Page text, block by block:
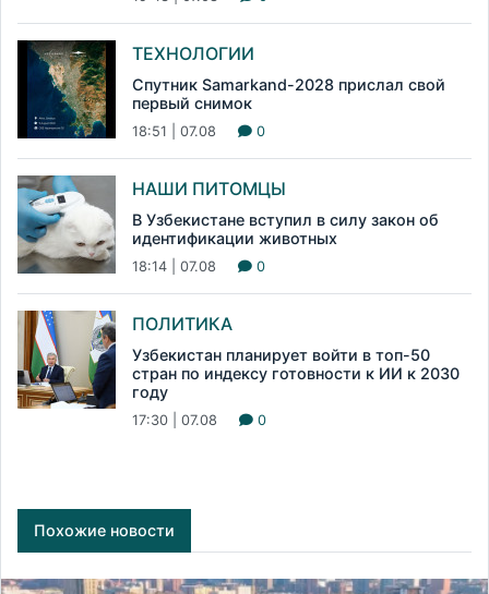
ТЕХНОЛОГИИ
Спутник Samarkand-2028 прислал свой
первый снимок
18:51 | 07.08 0
НАШИ ПИТОМЦЫ
В Узбекистане вступил в силу закон об
идентификации животных
18:14 | 07.08 0
ПОЛИТИКА
Узбекистан планирует войти в топ-50
стран по индексу готовности к ИИ к 2030
году
17:30 | 07.08 0
Похожие новости